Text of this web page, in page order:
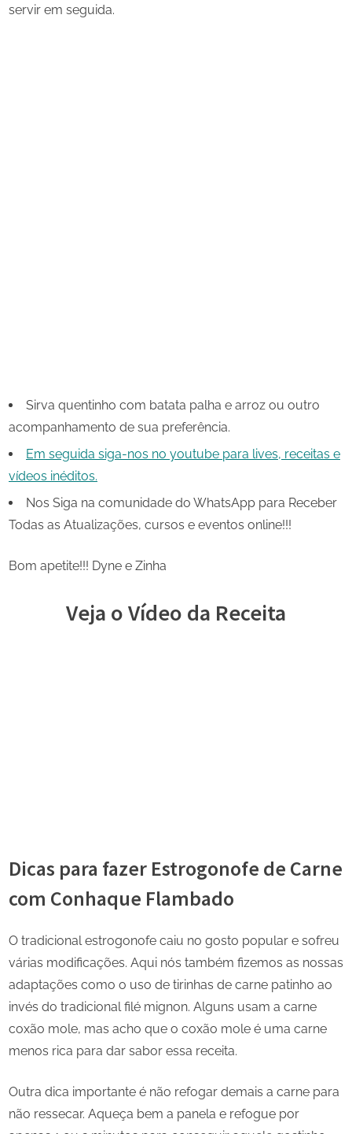
servir em seguida.
Sirva quentinho com batata palha e arroz ou outro
acompanhamento de sua preferência.
Em seguida siga-nos no youtube para lives, receitas e
vídeos inéditos.
Nos Siga na comunidade do WhatsApp para Receber
Todas as Atualizações, cursos e eventos online!!!
Bom apetite!!! Dyne e Zinha
Veja o Vídeo da Receita
Dicas para fazer Estrogonofe de Carne
com Conhaque Flambado
O tradicional estrogonofe caiu no gosto popular e sofreu
várias modificações. Aqui nós também fizemos as nossas
adaptações como o uso de tirinhas de carne patinho ao
invés do tradicional filé mignon. Alguns usam a carne
coxão mole, mas acho que o coxão mole é uma carne
menos rica para dar sabor essa receita.
Outra dica importante é não refogar demais a carne para
não ressecar. Aqueça bem a panela e refogue por